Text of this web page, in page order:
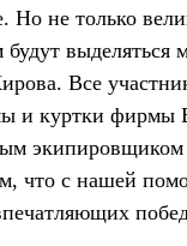
Но не только
выделяться
Все
и куртки фирмы
что с нашей